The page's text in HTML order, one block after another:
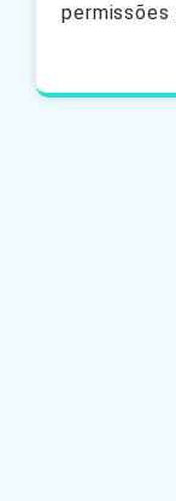
permissões